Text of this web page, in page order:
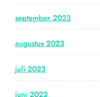
september 2023
augustus 2023
juli 2023
juni 2023